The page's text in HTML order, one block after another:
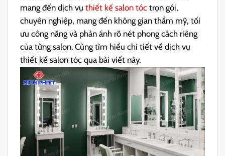
mang đến dịch vụthiết kế salon tóc trọn gói,
chuyên nghiệp, mang đến không gian thẩm mỹ, tối
ưu công năng và phản ánh rõ nét phong cách riêng
của từng salon. Cùng tìm hiểu chi tiết về dịch vụ
thiết kế salon tóc qua bài viết này.